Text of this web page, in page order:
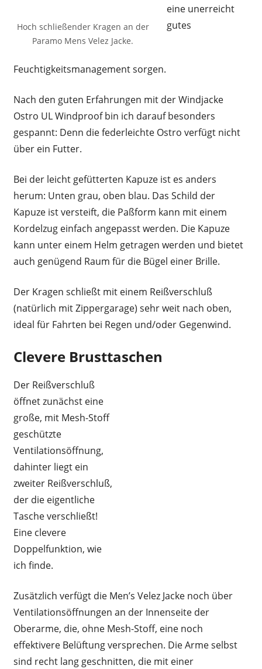
Hoch schließender Kragen an der
Paramo Mens Velez Jacke.
eine unerreicht
gutes
Feuchtigkeitsmanagement sorgen.
Nach den guten Erfahrungen mit der Windjacke
Ostro UL Windproof bin ich darauf besonders
gespannt: Denn die federleichte Ostro verfügt nicht
über ein Futter.
Bei der leicht gefütterten Kapuze ist es anders
herum: Unten grau, oben blau. Das Schild der
Kapuze ist versteift, die Paßform kann mit einem
Kordelzug einfach angepasst werden. Die Kapuze
kann unter einem Helm getragen werden und bietet
auch genügend Raum für die Bügel einer Brille.
Der Kragen schließt mit einem Reißverschluß
(natürlich mit Zippergarage) sehr weit nach oben,
ideal für Fahrten bei Regen und/oder Gegenwind.
Clevere Brusttaschen
Der Reißverschluß
öffnet zunächst eine
große, mit Mesh-Stoff
geschützte
Ventilationsöffnung,
dahinter liegt ein
zweiter Reißverschluß,
der die eigentliche
Tasche verschließt!
Eine clevere
Doppelfunktion, wie
ich finde.
Zusätzlich verfügt die Men’s Velez Jacke noch über
Ventilationsöffnungen an der Innenseite der
Oberarme, die, ohne Mesh-Stoff, eine noch
effektivere Belüftung versprechen. Die Arme selbst
sind recht lang geschnitten, die mit einer